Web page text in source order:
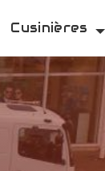
Cusinières